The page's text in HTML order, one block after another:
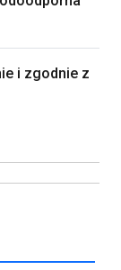
i zgodnie z